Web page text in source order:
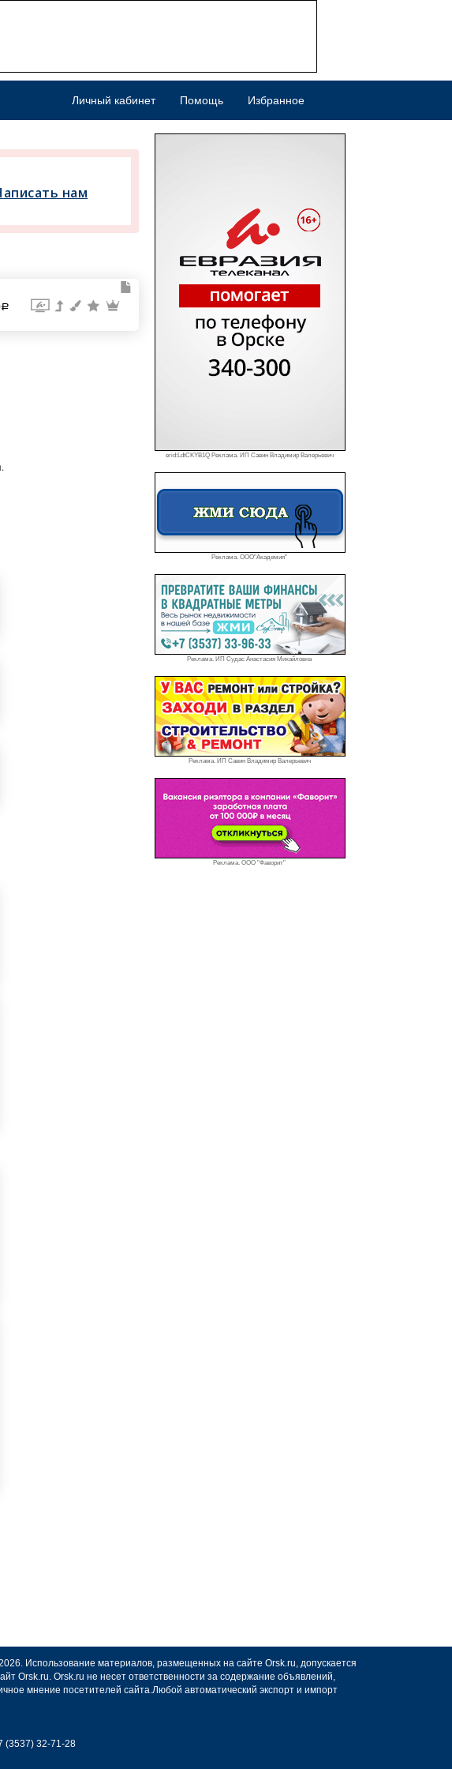
Личный кабинет Помощь Избранное
erid:LdtCKYB1Q Реклама. ИП Савин Владимир Валерьевич
Реклама. ООО"Академия"
Реклама. ИП Судас Анастасия Михайловна
Реклама. ИП Савин Владимир Валерьевич
Реклама. ООО "Фаворит"
нам
a
Использование материалов, размещенных на сайте Orsk.ru, допускается
Orsk.ru. Orsk.ru не несет ответственности за содержание объявлений,
мнение посетителей сайта.Любой автоматический экспорт и импорт
(3537) 32-71-28